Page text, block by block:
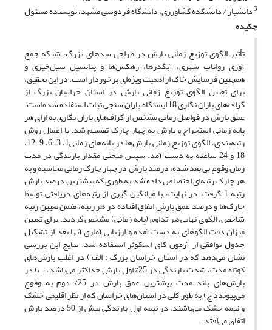
3دانشیار / دانشکده کشاورزی، دانشگاه فردوسی مشهد، نویسنده مسئول
چکیده
تأثیر الگوی توزیع زمانی بارش در طراحی سدهای بزرگ، شبکة جمع
آوری رواناب شهری، آبگذرها، زهکش‌ها و پتانسیل سیل‌خیزی و
همچنین فرسایش خاک از اهمیت ویژه‌ای برخوردار است. در این تحقیق،
برای تعیین الگوی توزیع زمانی بارش در استان خراسان بزرگ از
گراف‌های باران نگاری 18 ایستگاه باران سنجی ثبات استفاده شده‌است.
عمق بارش در فواصل زمانی مشخص از گراف‌های باران نگاری به ازای هر
پایه زمانی استخراج و بارش به چهار چارک تقسیم شد. با اعمال روش
رتبه‌بندی، الگوی توزیع زمانی بارش‌ها در پایه‌های زمانی1، 3، 6، 9، 12،
18 و 24 ساعته به دست آمد. سپس منحنی مقدار بارندگی در مدت
زمان وقوع بی بعد شده، درصد بارش در چهار چارک زمانی محاسبه و به
هر چارک رتبه‌ای اختصاص داده شد به طوری که بیشترین درصد بارش
رتبه 1 گرفت. در نهایت، با میانگین گیری از رتبه‌های دریافتی توسط
چارک‌ها و درصد عمق بارش اتفاق افتاده در هر رتبه، ضمن تعیین رتبه
شاخص، الگوی نهایی هر تداوم (پایه زمانی) مشخص گردید. برای تعیین
میزان دقت الگوهای به دست آمده و ارزیابی آماری آنها بعد از تشکیل
جدول توافقی از آزمون کای اسکوئر استفاده شد. نتایج این بررسی
نشان می‌دهد که در استان خراسان بزرگ : الف ) در اغلب بارش‌های
کوتاه مدت، شدت بارندگی در 25% اول بارش حداکثر می‌باشد، ب) در
بارش‌های بلند مدت بیشترین عمق بارش در 25% دوم به وقوع
می‌پیوندد ج) به طور کلی در استان‌های خراسان که از نظر اقلیمی خشک
و نیمه خشک می‌باشند، در نیمه اول بارندگی بیش از 50 درصد بارش
اتفاق می‌افتد.